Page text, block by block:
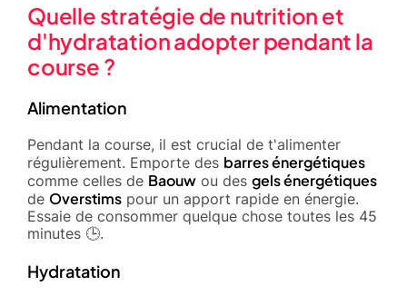
Quelle stratégie de nutrition et
d'hydratation adopter pendant la
course ?
Alimentation
Pendant la course, il est crucial de t'alimenter
régulièrement. Emporte des barres énergétiques
comme celles de Baouw ou des gels énergétiques
de Overstims pour un apport rapide en énergie.
Essaie de consommer quelque chose toutes les 45
minutes 🕒.
Hydratation